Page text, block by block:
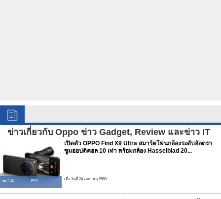
ข่าวเกี่ยวกับ Oppo ข่าว Gadget, Review และข่าว IT
3.4k 5
เปิดตัว OPPO Find X9 Ultra สมาร์ตโฟนกล้องระดับอัลตรา
ซูมออปติคอล 10 เท่า พร้อมกล้อง Hasselblad 20...
เมื่อวันที่ 24 เมษายน 2569